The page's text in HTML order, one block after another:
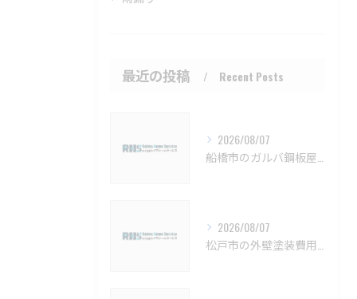
最近の投稿 Recent Posts
2026/08/07
2026/08/07